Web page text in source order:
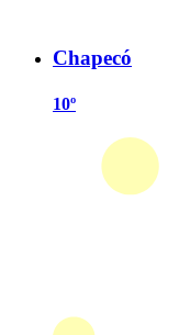
Chapecó
10º